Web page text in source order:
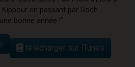
Kippour en passant par Roch
bonne année !"
télécharger sur iTunes